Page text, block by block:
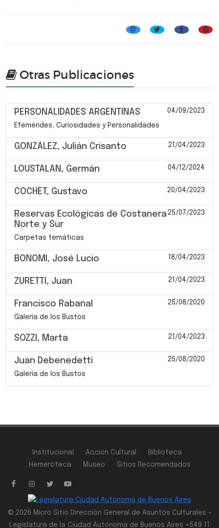
Otras Publicaciones
PERSONALIDADES ARGENTINAS 04/09/2023
Efemérides, Curiosidades y Personalidades
GONZÁLEZ, Julián Crisanto 21/04/2023
LOUSTALAN, Germán 04/12/2024
COCHET, Gustavo 20/04/2023
Reservas Ecológicas de Costanera
Norte y Sur
25/07/2023
Carpetas temáticas
BONOMI, José Lucio 18/04/2023
ZURETTI, Juan 21/04/2023
Francisco Rabanal 25/08/2020
Galería de los Bustos
SOZZI, Marta 21/04/2023
Juan Debenedetti 25/08/2020
Galería de los Bustos
Institucional Acción Cultural
Biblioteca
Hemeroteca
Museo Sitios Recomendados
© 2026 Micro Sitio Dirección General de Asuntos Culturales -
Legislatura de la Ciudad Autónoma de Buenos Aires +549 11